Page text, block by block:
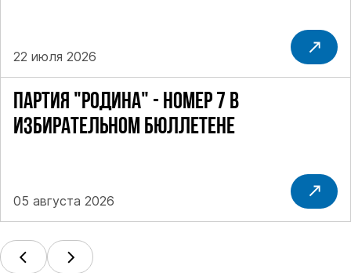
ПАРТИЯ "РОДИНА" - НОМЕР 7 В
ИЗБИРАТЕЛЬНОМ БЮЛЛЕТЕНЕ
05 августа 2026
22 июля 2026